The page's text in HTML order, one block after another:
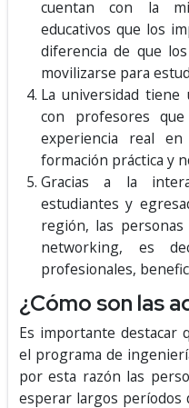
cuentan con la
educativos que los
diferencia de que
movilizarse para
La universidad tiene
con profesores que
experiencia real
formación práctica y
Gracias a la
estudiantes y
región, las
networking, es
profesionales,
¿Cómo son las
Es importante destacar
el programa de
por esta razón las
esperar largos períodos